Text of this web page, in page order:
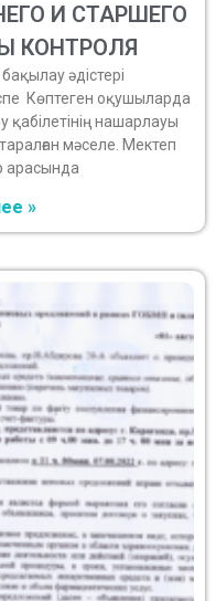
И СТАРШЕГО
КОНТРОЛЯ
әдістері
оқушыларда
нашарлауы
мәселе. Мектеп
арасында
»